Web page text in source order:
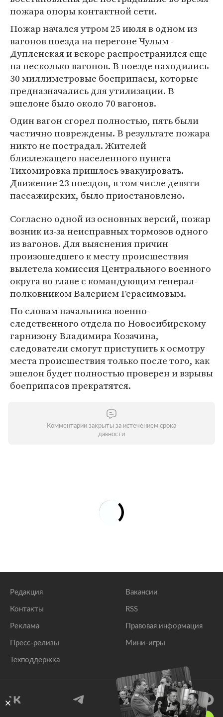
пожара опоры контактной сети.
Пожар начался утром 25 июля в одном из
вагонов поезда на перегоне Чулым -
Дупленская и вскоре распространился еще
на несколько вагонов. В поезде находились
30 миллиметровые боеприпасы, которые
предназначались для утилизации. В
эшелоне было около 70 вагонов.
Один вагон сгорел полностью, пять были
частично повреждены. В результате пожара
никто не пострадал. Жителей
близлежащего населенного пункта
Тихомировка пришлось эвакуировать.
Движение 23 поездов, в том числе девяти
пассажирских, было приостановлено.
Согласно одной из основных версий, пожар
возник из-за неисправных тормозов одного
из вагонов. Для выяснения причин
произошедшего к месту происшествия
вылетела комиссия Центрального военного
округа во главе с командующим генерал-
полковником Валерием Герасимовым.
По словам начальника военно-
следственного отдела по Новосибирскому
гарнизону Владимира Козачина,
следователи смогут приступить к осмотру
места происшествия только после того, как
эшелон будет полностью проверен и взрывы
боеприпасов прекратятся.
Комментарии закрыты за истечением срока
давности
Редакция
Контакты
Реклама
Пресс-релизы
Техподдержка
Вакансии
RSS
Правовая информация
Мини-игры